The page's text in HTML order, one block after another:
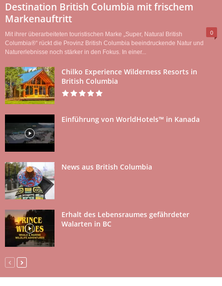
Destination British Columbia mit frischem
Markenauftritt
0
Mit ihrer überarbeiteten touristischen Marke „Super, Natural British
Columbia®“ rückt die Provinz British Columbia beeindruckende Natur und
Naturerlebnisse noch stärker in den Fokus. In einer...
Chilko Experience Wilderness Resorts in
British Columbia
Einführung von WorldHotels™ in Kanada
News aus British Columbia
Erhalt des Lebensraumes gefährdeter
Walarten in BC